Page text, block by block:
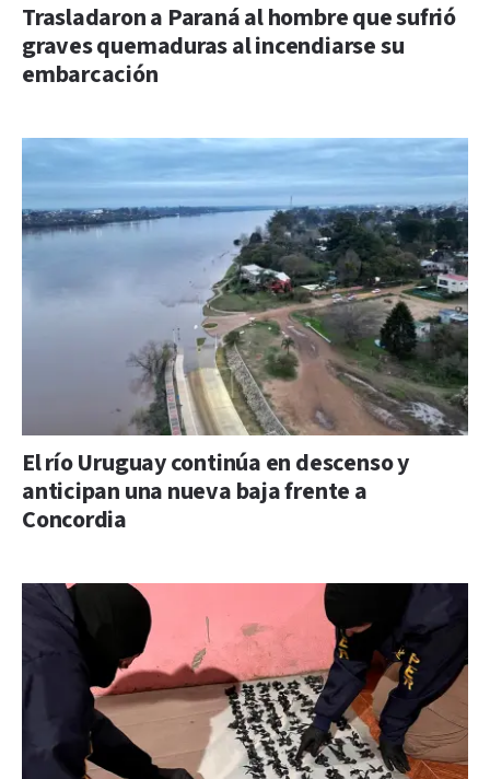
Trasladaron a Paraná al hombre que sufrió
graves quemaduras al incendiarse su
embarcación
El río Uruguay continúa en descenso y
anticipan una nueva baja frente a
Concordia